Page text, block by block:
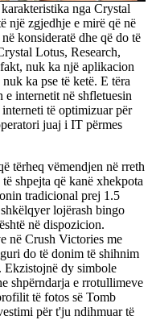
nga Crystal
një zgjedhje e mirë që në
konsideratë dhe që do të
Lotus, Research,
nuk ka një aplikacion
ka pse të ketë. E tëra
e internetit në shfletuesin
të optimizuar për
juaj i IT përmes
tërheq vëmendjen në rreth
shpejta që kanë xhekpota
tradicional prej 1.5
lojërash bingo
në dispozicion.
në Crush Victories me
do të donim të shihnim
Ekzistojnë dy simbole
shpërndarja e rrotullimeve
të fotos së Tomb
për t'ju ndihmuar të